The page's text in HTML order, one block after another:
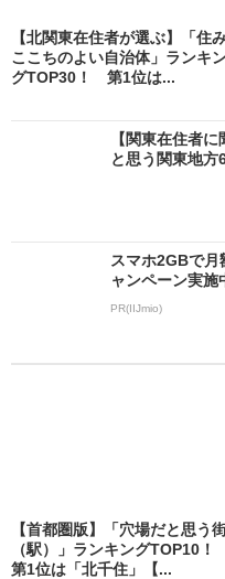
【北関東在住者が選ぶ】「住
ここちのよい自治体」ランキ
グTOP30！ 第1位は...
【関東在住者
と思う関東地方
スマホ2GBで
ャンペーン実施
PR(IIJmio)
【首都圏版】「穴場だと思う
（駅）」ランキングTOP10！
第1位は「北千住」【...